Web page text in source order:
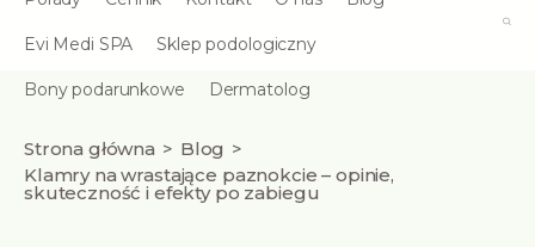
Evi Medi SPA Sklep podologiczny
Bony podarunkowe Dermatolog
Strona główna
Blog
Klamry na wrastające paznokcie – opinie,
skuteczność i efekty po zabiegu